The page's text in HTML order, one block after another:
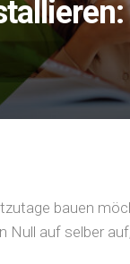
bauen
Null auf selber